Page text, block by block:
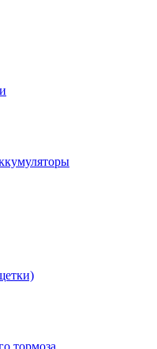
тормоза